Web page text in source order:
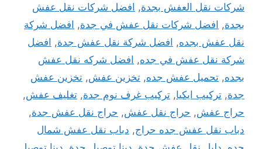
شركات نقل العفش بجدة, افضل شركات نقل عفش
بجدة, افضل شركات نقل عفش في جدة, افضل شركة
نقل عفش بجده, افضل شركة نقل عفش جدة, افضل
شركة نقل عفش في جده, افضل شركه نقل عفش
بجده, تحميل عفش جده, تخزين عفش, تخزين عفش
جدة, تركيب ايكيا, تركيب غرف نوم جدة, تغليف عفش,
حراج عفش, حراج نقل عفش, حراج نقل عفش جدة,
دباب نقل عفش جده حراج, دباب نقل عفش شمال